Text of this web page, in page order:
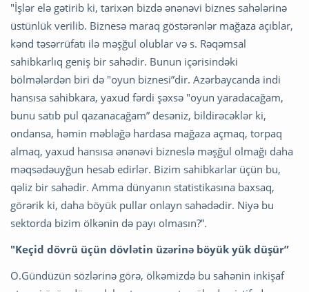
"İşlər elə gətirib ki, tarixən bizdə ənənəvi biznes sahələrinə
üstünlük verilib. Biznesə maraq göstərənlər mağaza açıblar,
kənd təsərrüfatı ilə məşğul olublar və s. Rəqəmsal
sahibkarlıq geniş bir sahədir. Bunun içərisindəki
bölmələrdən biri də "oyun biznesi”dir. Azərbaycanda indi
hansısa sahibkara, yaxud fərdi şəxsə "oyun yaradacağam,
bunu satıb pul qazanacağam” desəniz, bildirəcəklər ki,
ondansa, həmin məbləğə hardasa mağaza açmaq, torpaq
almaq, yaxud hansısa ənənəvi bizneslə məşğul olmağı daha
məqsədəuyğun hesab edirlər. Bizim sahibkarlar üçün bu,
qəliz bir sahədir. Amma dünyanın statistikasına baxsaq,
görərik ki, daha böyük pullar onlayn sahədədir. Niyə bu
sektorda bizim ölkənin də payı olmasın?”.
"Keçid dövrü üçün dövlətin üzərinə böyük yük düşür”
O.Gündüzün sözlərinə görə, ölkəmizdə bu sahənin inkişaf